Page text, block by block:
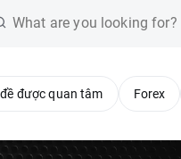
được quan tâm Forex